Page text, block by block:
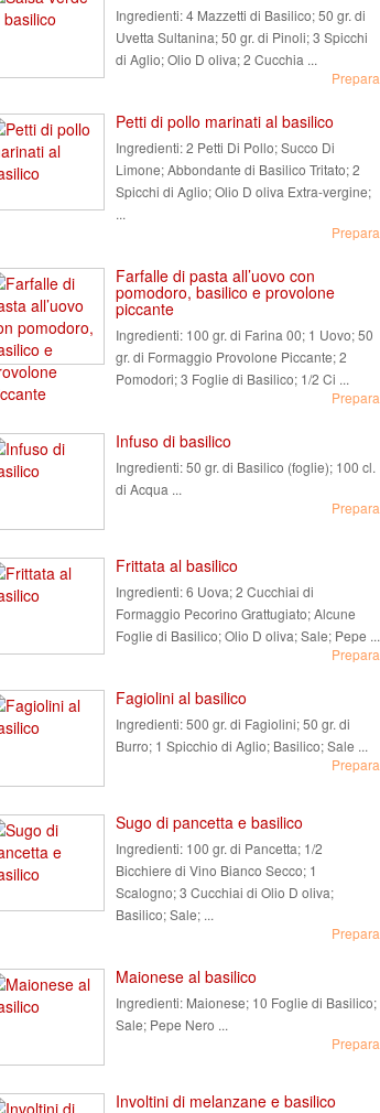
Ingredienti:4 Mazzetti di Basilico; 50 gr. di
Uvetta Sultanina; 50 gr. di Pinoli; 3 Spicchi
di Aglio; Olio D oliva; 2 Cucchia ...
Prepara
Petti di pollo marinati al basilico
Ingredienti:2 Petti Di Pollo; Succo Di
Limone; Abbondante di Basilico Tritato; 2
Spicchi di Aglio; Olio D oliva Extra-vergine;
...
Prepara
Farfalle di pasta all’uovo con
pomodoro, basilico e provolone
piccante
Ingredienti: 100 gr. di Farina 00; 1 Uovo; 50
gr. di Formaggio Provolone Piccante; 2
Pomodori; 3 Foglie di Basilico; 1/2 Ci ...
Prepara
Infuso di basilico
Ingredienti:50 gr. di Basilico (foglie); 100 cl.
di Acqua ...
Prepara
Frittata al basilico
Ingredienti:6 Uova; 2 Cucchiai di
Formaggio Pecorino Grattugiato; Alcune
Foglie di Basilico; Olio D oliva; Sale; Pepe ...
Prepara
Fagiolini al basilico
Ingredienti:500 gr. di Fagiolini; 50 gr. di
Burro; 1 Spicchio di Aglio; Basilico; Sale ...
Prepara
Sugo di pancetta e basilico
Ingredienti: 100 gr. di Pancetta; 1/2
Bicchiere di Vino Bianco Secco; 1
Scalogno; 3 Cucchiai di Olio D oliva;
Basilico; Sale; ...
Prepara
Maionese al basilico
Ingredienti: Maionese; 10 Foglie di Basilico;
Sale; Pepe Nero ...
Prepara
Involtini di melanzane e basilico